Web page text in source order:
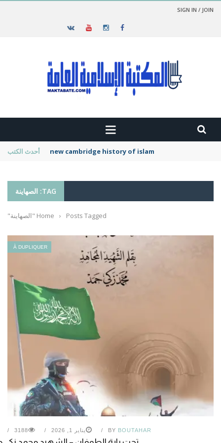
SIGN IN / JOIN
أحدث الكتب new cambridge history of islam
TAG: الصهاينة
Home › Posts Tagged "الصهاينة"
À DUPLIQUER
BY BOUTAHAR يناير 1, 2026 3188